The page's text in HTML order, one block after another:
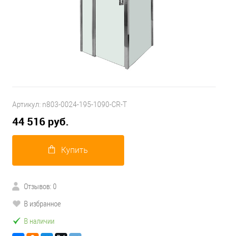
Артикул: n803-0024-195-1090-CR-T
44 516 руб.
Купить
Отзывов: 0
В избранное
В наличии